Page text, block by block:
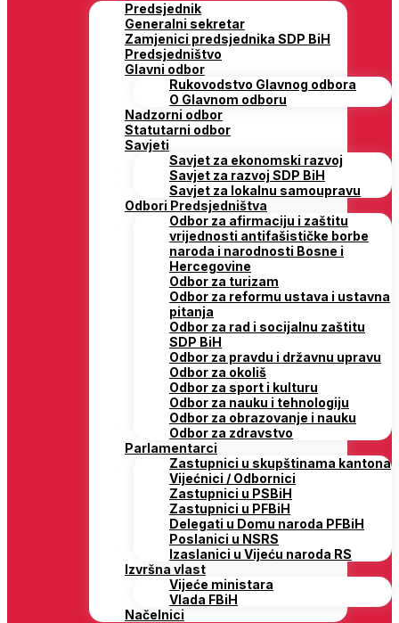
Predsjednik
Generalni sekretar
Zamjenici predsjednika SDP BiH
Predsjedništvo
Glavni odbor
Rukovodstvo Glavnog odbora
O Glavnom odboru
Nadzorni odbor
Statutarni odbor
Savjeti
Savjet za ekonomski razvoj
Savjet za razvoj SDP BiH
Savjet za lokalnu samoupravu
Odbori Predsjedništva
Odbor za afirmaciju i zaštitu
vrijednosti antifašističke borbe
naroda i narodnosti Bosne i
Hercegovine
Odbor za turizam
Odbor za reformu ustava i ustavna
pitanja
Odbor za rad i socijalnu zaštitu
SDP BiH
Odbor za pravdu i državnu upravu
Odbor za okoliš
Odbor za sport i kulturu
Odbor za nauku i tehnologiju
Odbor za obrazovanje i nauku
Odbor za zdravstvo
Parlamentarci
Zastupnici u skupštinama kantona
Vijećnici / Odbornici
Zastupnici u PSBiH
Zastupnici u PFBiH
Delegati u Domu naroda PFBiH
Poslanici u NSRS
Izaslanici u Vijeću naroda RS
Izvršna vlast
Vijeće ministara
Vlada FBiH
Načelnici